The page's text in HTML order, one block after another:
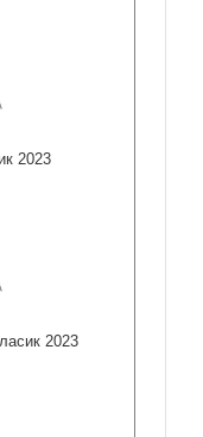
2023
2023